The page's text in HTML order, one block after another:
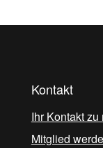
Kontakt
Ihr Kontakt zu
Mitglied